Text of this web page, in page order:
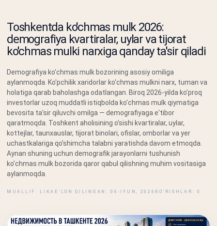
Toshkentda ko'chmas mulk 2026:
demografiya kvartiralar, uylar va tijorat
ko'chmas mulki narxiga qanday ta'sir qiladi
Demografiya ko'chmas mulk bozorining asosiy omiliga
aylanmoqda. Ko'pchilik xaridorlar ko'chmas mulkni narx, tuman va
holatiga qarab baholashga odatlangan. Biroq 2026-yilda ko'proq
investorlar uzoq muddatli istiqbolda ko'chmas mulk qiymatiga
bevosita ta'sir qiluvchi omilga — demografiyaga e'tibor
qaratmoqda. Toshkent aholisining o'sishi kvartiralar, uylar,
kottejlar, taunxauslar, tijorat binolari, ofislar, omborlar va yer
uchastkalariga qo'shimcha talabni yaratishda davom etmoqda.
Aynan shuning uchun demografik jarayonlarni tushunish
ko'chmas mulk bozorida qaror qabul qilishning muhim vositasiga
aylanmoqda.
MUALLIF: LIKA E’LON QILINGAN: 06-IYUN, 2026 KO‘RISHLAR: 0